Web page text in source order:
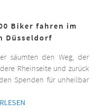
Biker fahren im
Düsseldorf
säumten den Weg, der
Rheinseite und zurück
Spenden für unheilbar